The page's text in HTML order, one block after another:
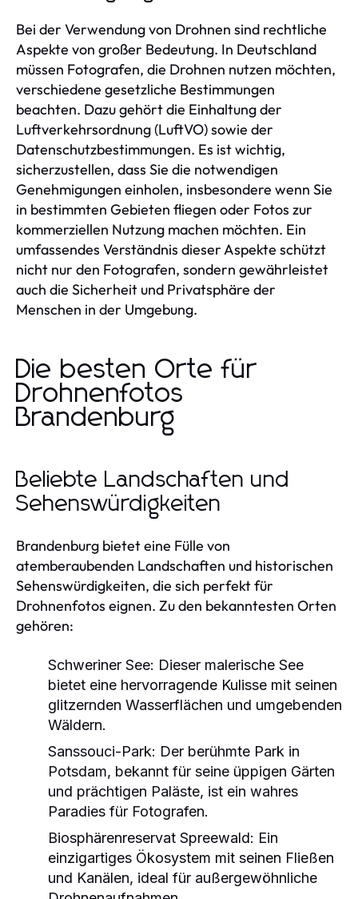
Bei der Verwendung von Drohnen sind rechtliche
Aspekte von großer Bedeutung. In Deutschland
müssen Fotografen, die Drohnen nutzen möchten,
verschiedene gesetzliche Bestimmungen
beachten. Dazu gehört die Einhaltung der
Luftverkehrsordnung (LuftVO) sowie der
Datenschutzbestimmungen. Es ist wichtig,
sicherzustellen, dass Sie die notwendigen
Genehmigungen einholen, insbesondere wenn Sie
in bestimmten Gebieten fliegen oder Fotos zur
kommerziellen Nutzung machen möchten. Ein
umfassendes Verständnis dieser Aspekte schützt
nicht nur den Fotografen, sondern gewährleistet
auch die Sicherheit und Privatsphäre der
Menschen in der Umgebung.
Die besten Orte für
Drohnenfotos
Brandenburg
Beliebte Landschaften und
Sehenswürdigkeiten
Brandenburg bietet eine Fülle von
atemberaubenden Landschaften und historischen
Sehenswürdigkeiten, die sich perfekt für
Drohnenfotos eignen. Zu den bekanntesten Orten
gehören:
Schweriner See: Dieser malerische See
bietet eine hervorragende Kulisse mit seinen
glitzernden Wasserflächen und umgebenden
Wäldern.
Sanssouci-Park: Der berühmte Park in
Potsdam, bekannt für seine üppigen Gärten
und prächtigen Paläste, ist ein wahres
Paradies für Fotografen.
Biosphärenreservat Spreewald: Ein
einzigartiges Ökosystem mit seinen Fließen
und Kanälen, ideal für außergewöhnliche